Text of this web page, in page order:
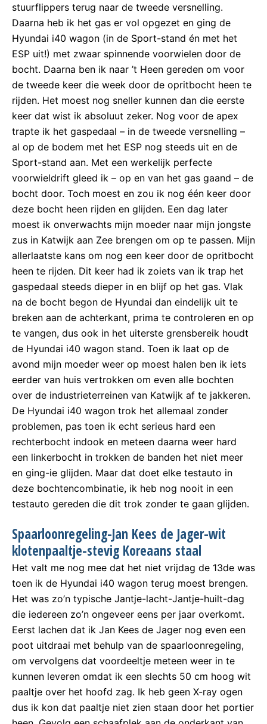
stuurflippers terug naar de tweede versnelling.
Daarna heb ik het gas er vol opgezet en ging de
Hyundai i40 wagon (in de Sport-stand én met het
ESP uit!) met zwaar spinnende voorwielen door de
bocht. Daarna ben ik naar ’t Heen gereden om voor
de tweede keer die week door de opritbocht heen te
rijden. Het moest nog sneller kunnen dan die eerste
keer dat wist ik absoluut zeker. Nog voor de apex
trapte ik het gaspedaal – in de tweede versnelling –
al op de bodem met het ESP nog steeds uit en de
Sport-stand aan. Met een werkelijk perfecte
voorwieldrift gleed ik – op en van het gas gaand – de
bocht door. Toch moest en zou ik nog één keer door
deze bocht heen rijden en glijden. Een dag later
moest ik onverwachts mijn moeder naar mijn jongste
zus in Katwijk aan Zee brengen om op te passen. Mijn
allerlaatste kans om nog een keer door de opritbocht
heen te rijden. Dit keer had ik zoiets van ik trap het
gaspedaal steeds dieper in en blijf op het gas. Vlak
na de bocht begon de Hyundai dan eindelijk uit te
breken aan de achterkant, prima te controleren en op
te vangen, dus ook in het uiterste grensbereik houdt
de Hyundai i40 wagon stand. Toen ik laat op de
avond mijn moeder weer op moest halen ben ik iets
eerder van huis vertrokken om even alle bochten
over de industrieterreinen van Katwijk af te jakkeren.
De Hyundai i40 wagon trok het allemaal zonder
problemen, pas toen ik echt serieus hard een
rechterbocht indook en meteen daarna weer hard
een linkerbocht in trokken de banden het niet meer
en ging-ie glijden. Maar dat doet elke testauto in
deze bochtencombinatie, ik heb nog nooit in een
testauto gereden die dit trok zonder te gaan glijden.
Spaarloonregeling-Jan Kees de Jager-wit
klotenpaaltje-stevig Koreaans staal
Het valt me nog mee dat het niet vrijdag de 13de was
toen ik de Hyundai i40 wagon terug moest brengen.
Het was zo’n typische Jantje-lacht-Jantje-huilt-dag
die iedereen zo’n ongeveer eens per jaar overkomt.
Eerst lachen dat ik Jan Kees de Jager nog even een
poot uitdraai met behulp van de spaarloonregeling,
om vervolgens dat voordeeltje meteen weer in te
kunnen leveren omdat ik een slechts 50 cm hoog wit
paaltje over het hoofd zag. Ik heb geen X-ray ogen
dus ik kon dat paaltje niet zien staan door het portier